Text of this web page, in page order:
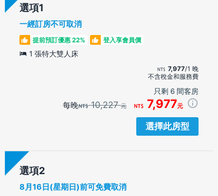
選項
一經訂房不可取消
提前預訂優惠 22% 登入享會員價
1 張特大雙人床
7,977/1 晚
不含稅金和服務費
只剩 6 間客房
每晚 10,227元 7,977元
選擇此房型
選項
8月16日(星期日)前可免費取消